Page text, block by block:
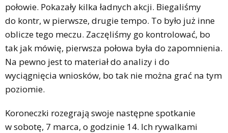
połowie. Pokazały kilka ładnych akcji. Biegaliśmy
do kontr, w pierwsze, drugie tempo. To było już inne
oblicze tego meczu. Zaczęliśmy go kontrolować, bo
tak jak mówię, pierwsza połowa była do zapomnienia.
Na pewno jest to materiał do analizy i do
wyciągnięcia wniosków, bo tak nie można grać na tym
poziomie.
Koroneczki rozegrają swoje następne spotkanie
w sobotę, 7 marca, o godzinie 14. Ich rywalkami